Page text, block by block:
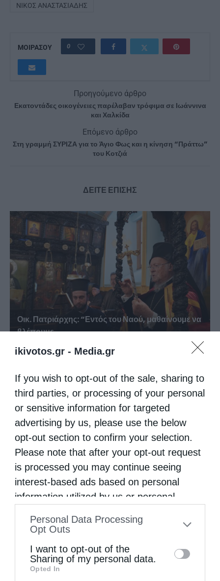
ikivotos.gr - Media.gr
If you wish to opt-out of the sale, sharing to
third parties, or processing of your personal
or sensitive information for targeted
advertising by us, please use the below
opt-out section to confirm your selection.
Please note that after your opt-out request
is processed you may continue seeing
interest-based ads based on personal
information utilized by us or personal
to your opt-out. You may separately opt-out
information by third parties on the IAB’s list
of downstream participants. This
Personal Data Processing
Opt Outs
I want to opt-out of the
Sharing of my personal data.
Opted In
ΝΊΚΟΣ ΑΝΑΣΤΑΣΙΆΔΗΣ
ΜΟΙΡΑΣΟΥ 0
Προηγούμενο άρθρο
Εκατοντάδες οικογένειες παρέλαβαν τρόφιμα σε Ιωάννινα
και Χαλκίδα
Επόμενο άρθρο
Στη γραμμή ΣΥΡΙΖΑ για το Άγιο Φως και η κίνηση “Πράττω”
του Κοτζιά
ΔΕΙΤΕ ΕΠΙΣΗΣ
Οικ. Πατριάρχης: “Εντός του Ναού, μαθαίνουμε να
βλέπουμε...
Χειροτονία Διακόνου από τον Αρχιεπίσκοπο
Αυστραλίας στην Ιερά...